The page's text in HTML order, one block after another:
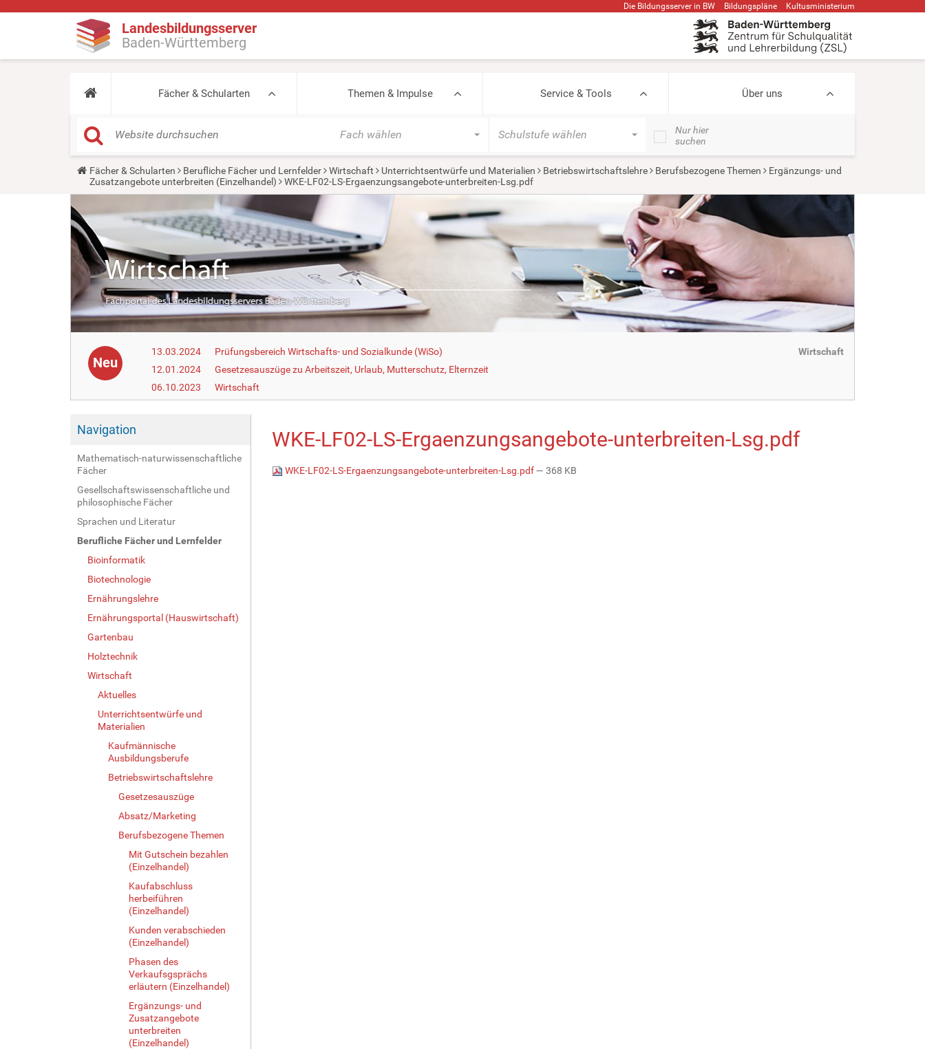
Die Bildungsserver in BW Bildungspläne Kultusministerium
Landesbildungsserver
Baden-Württemberg
Fächer & Schularten Themen & Impulse Service & Tools Über uns
Fach wählen Schulstufe wählen
Nur hier
suchen
Y
u
r
e
h
e
r
:
Fächer & Schularten Berufliche Fächer und Lernfelder Wirtschaft Unterrichtsentwürfe und Materialien Betriebswirtschaftslehre Berufsbezogene Themen
Ergänzungs- und
Zusatzangebote unterbreiten (Einzelhandel)
WKE-LF02-LS-Ergaenzungsangebote-unterbreiten-Lsg.pdf
Neu
13.03.2024
Prüfungsbereich Wirtschafts- und Sozialkunde (WiSo)
12.01.2024
Gesetzesauszüge zu Arbeitszeit, Urlaub, Mutterschutz, Elternzeit
06.10.2023
Wirtschaft
Wirtschaft
Navigation
Mathematisch-naturwissenschaftliche
Fächer
Gesellschaftswissenschaftliche und
philosophische Fächer
Sprachen und Literatur
Berufliche Fächer und Lernfelder
Bioinformatik
Biotechnologie
Ernährungslehre
Ernährungsportal (Hauswirtschaft)
Gartenbau
Holztechnik
Wirtschaft
Aktuelles
Unterrichtsentwürfe und
Materialien
Kaufmännische
Ausbildungsberufe
Betriebswirtschaftslehre
Gesetzesauszüge
Absatz/Marketing
Berufsbezogene Themen
Mit Gutschein bezahlen
(Einzelhandel)
Kaufabschluss
herbeiführen
(Einzelhandel)
Kunden verabschieden
(Einzelhandel)
Phasen des
Verkaufsgsprächs
erläutern (Einzelhandel)
Ergänzungs- und
Zusatzangebote
unterbreiten
(Einzelhandel)
WKE-LF02-LS-Ergaenzungsangebote-unterbreiten-Lsg.pdf
WKE-LF02-LS-Ergaenzungsangebote-unterbreiten-Lsg.pdf— 368 KB